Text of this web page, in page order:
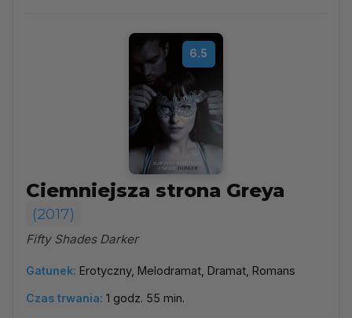
6.5
Ciemniejsza strona Greya
(2017)
Fifty Shades Darker
Gatunek: Erotyczny, Melodramat, Dramat, Romans
Czas trwania: 1 godz. 55 min.